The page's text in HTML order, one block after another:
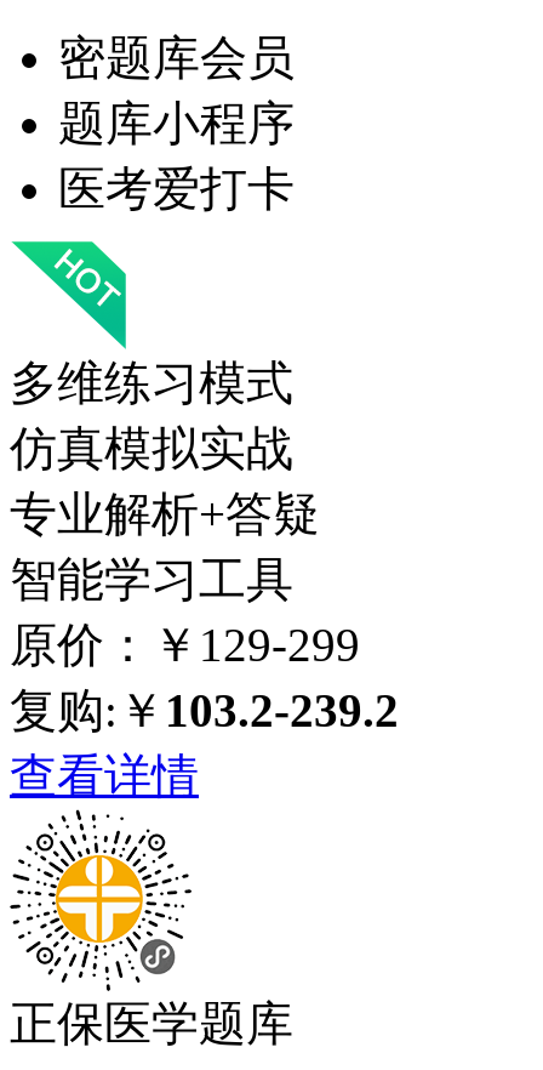
密题库会员
题库小程序
医考爱打卡
多维练习模式
仿真模拟实战
专业解析+答疑
智能学习工具
原价：￥129-299
复购:￥ 103.2-239.2
查看详情
正保医学题库